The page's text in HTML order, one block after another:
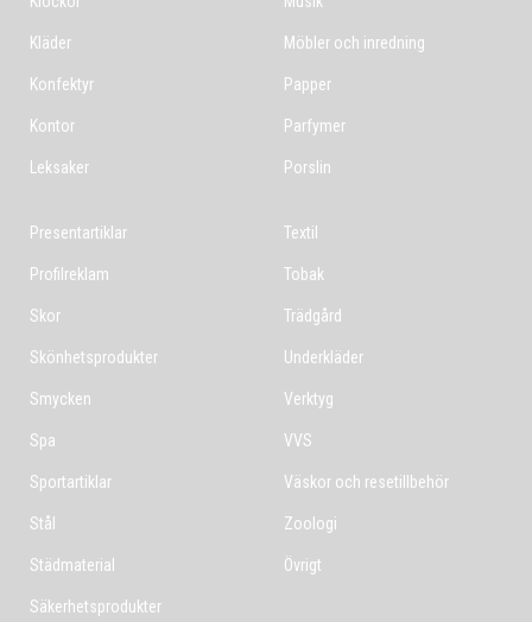
Kläder
Konfektyr
Kontor
Leksaker
Möbler och inredning
Papper
Parfymer
Porslin
Presentartiklar
Profilreklam
Skor
Skönhetsprodukter
Smycken
Spa
Sportartiklar
Stål
Städmaterial
Säkerhetsprodukter
Textil
Tobak
Trädgård
Underkläder
Verktyg
VVS
Väskor och resetillbehör
Zoologi
Övrigt